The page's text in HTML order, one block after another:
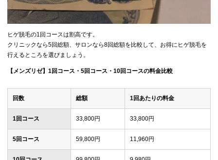
ヒゲ脱毛の1回コースは割高です。
クリニックなら5回総額、サロンなら8回総額を比較して、お得にヒゲ脱毛を
行えるところを選びましょう。
【メンズリゼ】1回コース・5回コース・10回コースの料金比較
回数 総額 1回あたりの料金
1回コース 33,800円 33,800円
5回コース 59,800円 11,960円